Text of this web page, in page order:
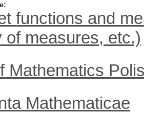
functions and
of measures, etc.)
Mathematics
Mathematicae